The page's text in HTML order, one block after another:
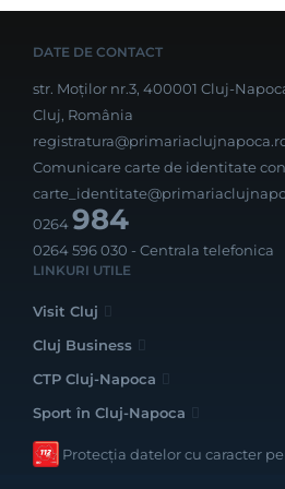
DATE DE CONTACT
str. Moților nr.3, 400001 Cluj-
Cluj, România
Comunicare carte de identitate
0264984
0264 596 030 - Centrala telefonica
LINKURI UTILE
Visit Cluj
Cluj Business
CTP Cluj-Napoca
Sport în Cluj-Napoca
Protecția datelor cu caracter